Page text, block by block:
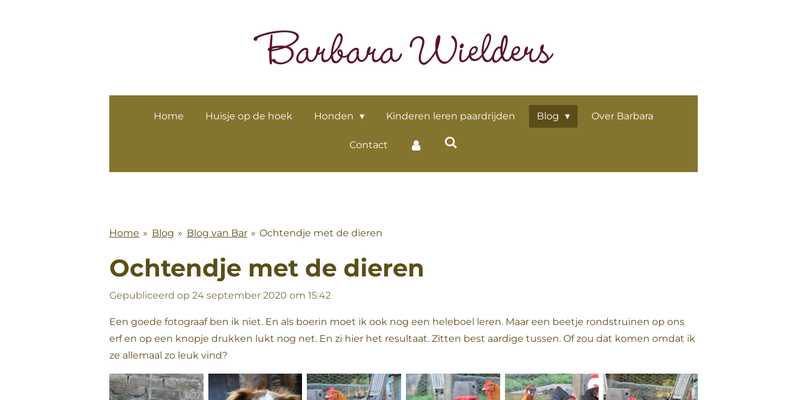
Home Huisje op de hoek Honden Kinderen leren paardrijden Blog Over Barbara
Contact
Home » Blog » Blog van Bar » Ochtendje met de dieren
Ochtendje met de dieren
Gepubliceerd op 24 september 2020 om 15:42
Een goede fotograaf ben ik niet. En als boerin moet ik ook nog een heleboel leren. Maar een beetje rondstruinen op ons
erf en op een knopje drukken lukt nog net. En zi hier het resultaat. Zitten best aardige tussen. Of zou dat komen omdat ik
ze allemaal zo leuk vind?